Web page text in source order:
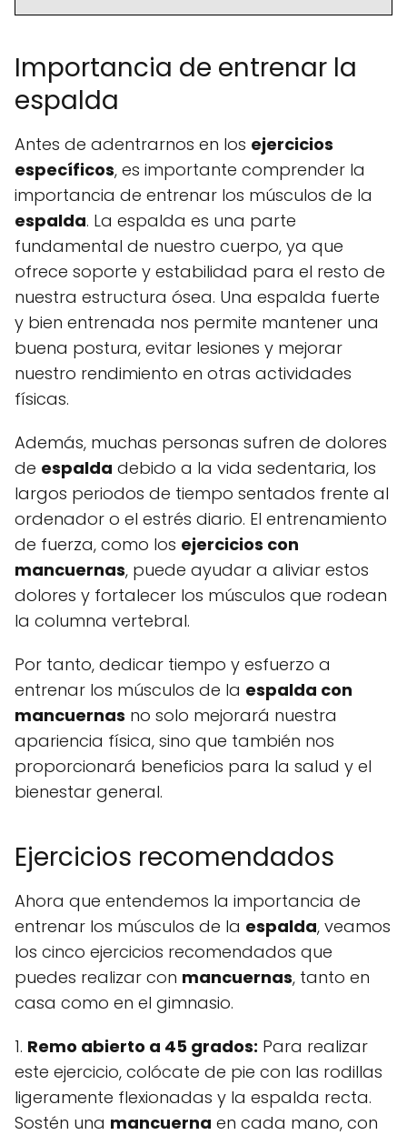
Importancia de entrenar la
espalda
Antes de adentrarnos en los ejercicios
específicos, es importante comprender la
importancia de entrenar los músculos de la
espalda. La espalda es una parte
fundamental de nuestro cuerpo, ya que
ofrece soporte y estabilidad para el resto de
nuestra estructura ósea. Una espalda fuerte
y bien entrenada nos permite mantener una
buena postura, evitar lesiones y mejorar
nuestro rendimiento en otras actividades
físicas.
Además, muchas personas sufren de dolores
de espalda debido a la vida sedentaria, los
largos periodos de tiempo sentados frente al
ordenador o el estrés diario. El entrenamiento
de fuerza, como los ejercicios con
mancuernas, puede ayudar a aliviar estos
dolores y fortalecer los músculos que rodean
la columna vertebral.
Por tanto, dedicar tiempo y esfuerzo a
entrenar los músculos de la espalda con
mancuernas no solo mejorará nuestra
apariencia física, sino que también nos
proporcionará beneficios para la salud y el
bienestar general.
Ejercicios recomendados
Ahora que entendemos la importancia de
entrenar los músculos de la espalda, veamos
los cinco ejercicios recomendados que
puedes realizar con mancuernas, tanto en
casa como en el gimnasio.
1. Remo abierto a 45 grados: Para realizar
este ejercicio, colócate de pie con las rodillas
ligeramente flexionadas y la espalda recta.
Sostén una mancuerna en cada mano, con